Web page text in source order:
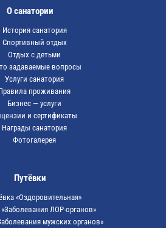
О санатории
История санатория
Спортивный отдых
Отдых с детьми
задаваемые вопросы
Услуги санатория
проживания
Бизнес — услуги
и сертификаты
Награды санатория
Фотогалерея
Путёвки
«Оздоровительная»
«Заболевания ЛОР-органов»
мужских органов»